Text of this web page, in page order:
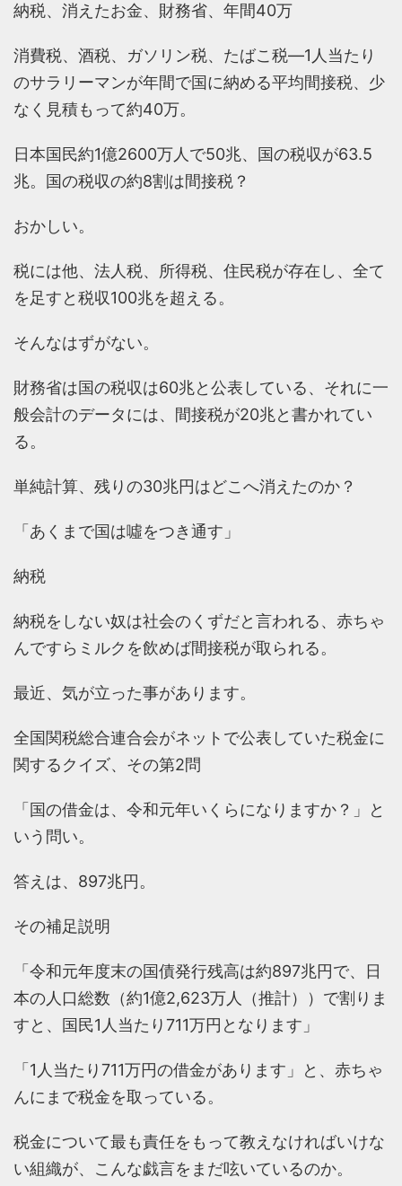
納税、消えたお金、財務省、年間40万
消費税、酒税、ガソリン税、たばこ税―1人当たり
のサラリーマンが年間で国に納める平均間接税、少
なく見積もって約40万。
日本国民約1億2600万人で50兆、国の税収が63.5
兆。国の税収の約8割は間接税？
おかしい。
税には他、法人税、所得税、住民税が存在し、全て
を足すと税収100兆を超える。
そんなはずがない。
財務省は国の税収は60兆と公表している、それに一
般会計のデータには、間接税が20兆と書かれてい
る。
単純計算、残りの30兆円はどこへ消えたのか？
「あくまで国は噓をつき通す」
納税
納税をしない奴は社会のくずだと言われる、赤ちゃ
んですらミルクを飲めば間接税が取られる。
最近、気が立った事があります。
全国関税総合連合会がネットで公表していた税金に
関するクイズ、その第2問
「国の借金は、令和元年いくらになりますか？」と
いう問い。
答えは、897兆円。
その補足説明
「令和元年度末の国債発行残高は約897兆円で、日
本の人口総数（約1億2,623万人（推計））で割りま
すと、国民1人当たり711万円となります」
「1人当たり711万円の借金があります」と、赤ちゃ
んにまで税金を取っている。
税金について最も責任をもって教えなければいけな
い組織が、こんな戯言をまだ呟いているのか。